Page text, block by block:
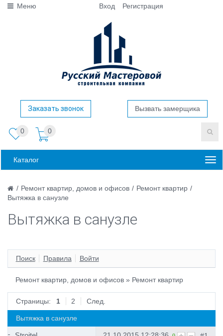
Меню Вход Регистрация
Заказать звонок Вызвать замерщика
0 0
Каталог
/ Ремонт квартир, домов и офисов / Ремонт квартир /
Вытяжка в санузле
Вытяжка в санузле
Поиск Правила Войти
Ремонт квартир, домов и офисов » Ремонт квартир
Страницы: 1 2 След.
Вытяжка в санузле